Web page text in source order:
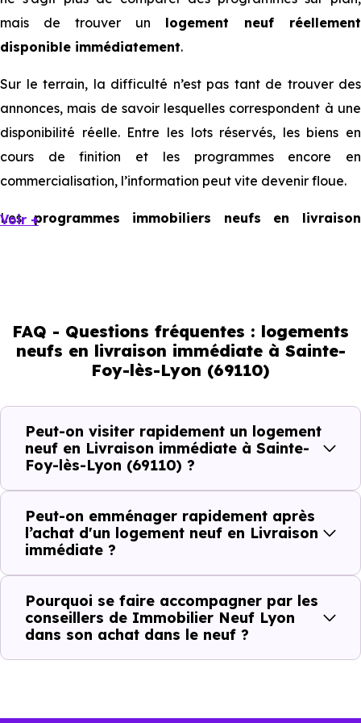
mais de trouver un logement neuf réellement
disponible immédiatement.
Sur le terrain, la difficulté n’est pas tant de trouver des
annonces, mais de savoir lesquelles correspondent à une
disponibilité réelle. Entre les lots réservés, les biens en
cours de finition et les programmes encore en
commercialisation, l’information peut vite devenir floue.
Lesprogrammes immobiliers neufs en livraison
Livraison immédiate : ce que vous
pouvez réellement faire
Avec un
logement neuf en livraison immédiate à
Sainte-Foy-lès-Lyon (69110), vous êtes dans une
logique très concrète. Le logement neuf est là, vous
pouvez le voir, et le projet peut avancer rapidement.
Dans la pratique, voici comment cela se passe :
Action Ce que cela change pour vous
Visiter Vous voyez le bien tel qu’il est
Comparer Vous comparez des biens réels
Voir +
FAQ - Questions fréquentes : logements
neufs en livraison immédiate à Sainte-
Foy-lès-Lyon (69110)
Peut-on visiter rapidement un logement
neuf en Livraison immédiate à Sainte-
Foy-lès-Lyon (69110) ?
Peut-on emménager rapidement après
l’achat d'un logement neuf en Livraison
immédiate ?
Pourquoi se faire accompagner par les
conseillers de Immobilier Neuf Lyon
dans son achat dans le neuf ?